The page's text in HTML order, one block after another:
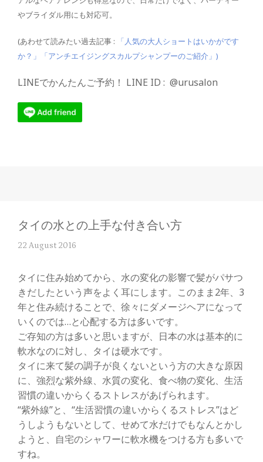
やブライダル用にも対応可。
(あわせて読みたい過去記事 : 「人気の大人ショートはいかがです
か？」
「アンチエイジングスカルプシャンプーのご紹介」 )
LINEでかんたんご予約！ LINE ID : @urusalon
タイの水との上手な付き合い方
22 August 2016
タイに住み始めてから、水の変化の影響で髪がパサつ
きだしたという声をよく耳にします。このまま2年、3
年と住み続けることで、徐々にダメージヘアになって
いくのでは…と心配する方は多いです。
ご存知の方は多いと思いますが、日本の水は基本的に
軟水なのに対し、タイは硬水です。
タイに来て髪の調子が良くないという方の大きな原因
に、強烈な紫外線、水質の変化、食べ物の変化、生活
習慣の違いからくるストレスがあげられます。
“紫外線”と、“生活習慣の違いからくるストレス”はど
うしようもないとして、せめて水だけでもなんとかし
ようと、自宅のシャワーに軟水機をつける方も多いで
すね。